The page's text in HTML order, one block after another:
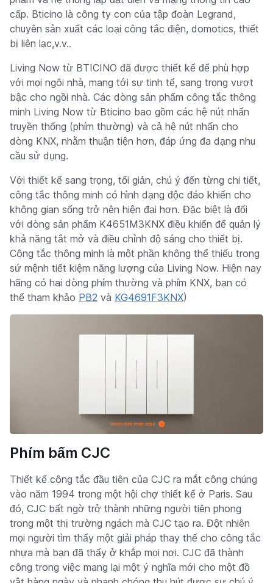
cấp. Bticino là công ty con của tập đoàn Legrand,
chuyên sản xuất các loại công tắc điện, domotics, thiết
bị liên lạc,v.v..
Living Now từ BTICINO đã được thiết kế để phù hợp
với mọi ngôi nhà, mang tới sự tinh tế, sang trọng vượt
bậc cho ngồi nhà. Các dòng sản phẩm công tắc thông
minh Living Now từ Bticino bao gồm các hệ nút nhấn
truyền thống (phím thường) và cả hệ nút nhấn cho
dòng KNX, nhằm thuận tiện hơn, đáp ứng đa dạng nhu
cầu sử dụng.
Với thiết kế sang trọng, tối giản, chú ý đến từng chi tiết,
công tắc thông minh có hình dạng độc đáo khiến cho
không gian sống trở nên hiện đại hơn. Đặc biệt là đối
với dòng sản phẩm K4651M3KNX điều khiển để quản lý
khả năng tắt mở và điều chỉnh độ sáng cho thiết bị.
Công tắc thông minh là một phần không thể thiếu trong
sứ mệnh tiết kiệm năng lượng của Living Now. Hiện nay
hãng có hai dòng phím thường và phím KNX, bạn có
thể tham khảo PB2 và KG4691F3KNX)
Phím bấm CJC
Thiết kế công tắc đầu tiên của CJC ra mắt công chúng
vào năm 1994 trong một hội chợ thiết kế ở Paris. Sau
đó, CJC bất ngờ trở thành những người tiên phong
trong một thị trường ngách mà CJC tạo ra. Đột nhiên
mọi người tìm thấy một giải pháp thay thế cho công tắc
nhựa mà bạn đã thấy ở khắp mọi nơi. CJC đã thành
công trong việc mang lại một ý nghĩa mới cho một đồ